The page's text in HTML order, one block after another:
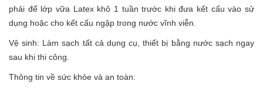
phải để lớp vữa Latex khô 1 tuần trước khi đưa kết cấu vào sử
dụng hoặc cho kết cấu ngập trong nước vĩnh viễn.
Vệ sinh: Làm sạch tất cả dụng cụ, thiết bị bằng nước sạch ngay
sau khi thi công.
Thông tin về sức khỏe và an toàn: